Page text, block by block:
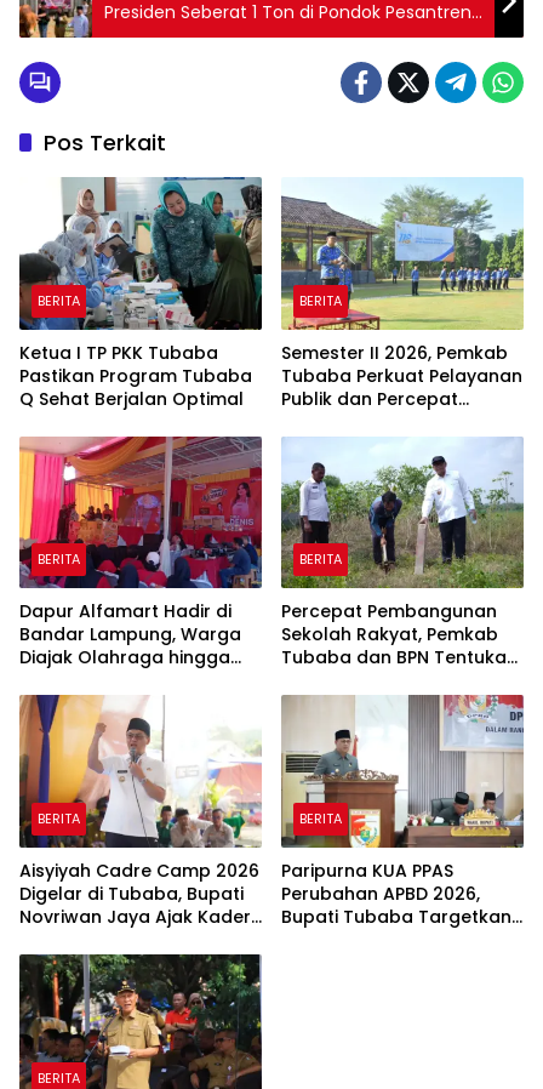
Presiden Seberat 1 Ton di Pondok Pesantren
Madarijul Ulum
Pos Terkait
BERITA
Ketua I TP PKK Tubaba
Pastikan Program Tubaba
Q Sehat Berjalan Optimal
BERITA
Semester II 2026, Pemkab
Tubaba Perkuat Pelayanan
Publik dan Percepat
BERITA
Dapur Alfamart Hadir di
Bandar Lampung, Warga
Diajak Olahraga hingga
BERITA
Percepat Pembangunan
Sekolah Rakyat, Pemkab
Tubaba dan BPN Tentukan
BERITA
Aisyiyah Cadre Camp 2026
Digelar di Tubaba, Bupati
Novriwan Jaya Ajak Kader
Pembangunan
BERITA
Paripurna KUA PPAS
Perubahan APBD 2026,
Bupati Tubaba Targetkan
BERITA